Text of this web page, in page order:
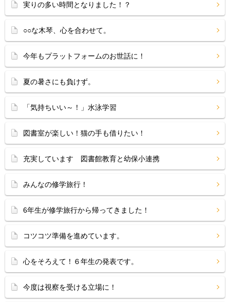
実りの多い時間となりました！？
○○な木琴、心を合わせて。
今年もプラットフォームのお世話に！
夏の暑さにも負けず。
「気持ちいい～！」水泳学習
図書室が楽しい！猫の手も借りたい！
充実しています 図書館教育と幼保小連携
みんなの修学旅行！
6年生が修学旅行から帰ってきました！
コツコツ準備を進めています。
心をそろえて！６年生の発表です。
今度は視察を受ける立場に！